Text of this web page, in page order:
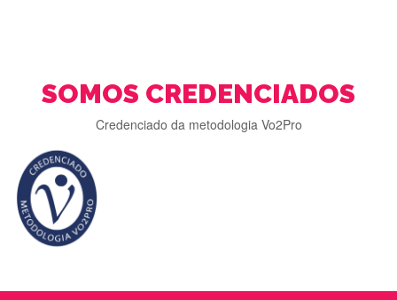
SOMOS CREDENCIADOS
Credenciado da metodologia Vo2Pro